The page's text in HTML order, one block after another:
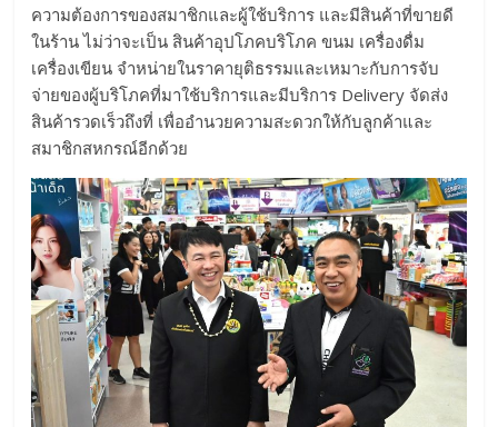
ความต้องการของสมาชิกและผู้ใช้บริการ และมีสินค้าที่ขายดี
ในร้าน ไม่ว่าจะเป็น สินค้าอุปโภคบริโภค ขนม เครื่องดื่ม
เครื่องเขียน จำหน่ายในราคายุติธรรมและเหมาะกับการจับ
จ่ายของผู้บริโภคที่มาใช้บริการและมีบริการ Delivery จัดส่ง
สินค้ารวดเร็วถึงที่ เพื่ออำนวยความสะดวกให้กับลูกค้าและ
สมาชิกสหกรณ์อีกด้วย